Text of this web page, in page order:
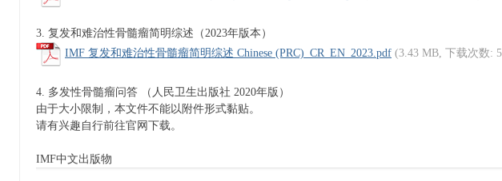
3. 复发和难治性骨髓瘤简明综述（2023年版本）
IMF 复发和难治性骨髓瘤简明综述 Chinese (PRC)_CR_EN_2023.pdf (3.43 MB, 下载次数:
4. 多发性骨髓瘤问答 （人民卫生出版社 2020年版）
由于大小限制，本文件不能以附件形式黏贴。
请有兴趣自行前往官网下载。
IMF中文出版物